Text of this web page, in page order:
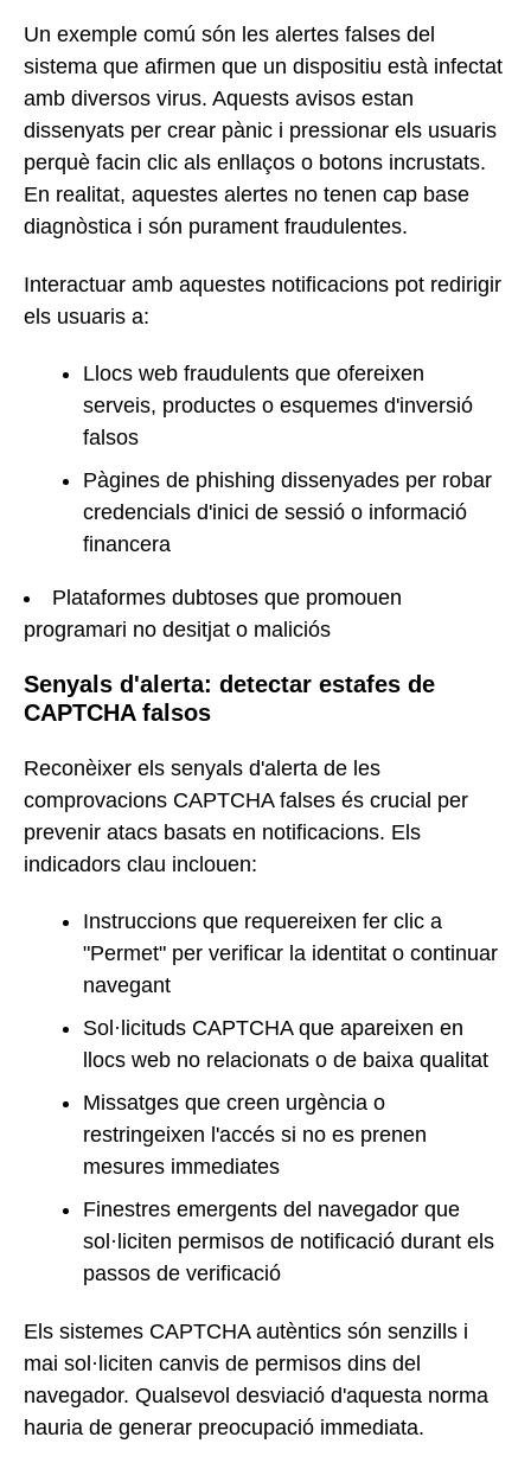
Un exemple comú són les alertes falses del
sistema que afirmen que un dispositiu està infectat
amb diversos virus. Aquests avisos estan
dissenyats per crear pànic i pressionar els usuaris
perquè facin clic als enllaços o botons incrustats.
En realitat, aquestes alertes no tenen cap base
diagnòstica i són purament fraudulentes.
Interactuar amb aquestes notificacions pot redirigir
els usuaris a:
Llocs web fraudulents que ofereixen
serveis, productes o esquemes d'inversió
falsos
Pàgines de phishing dissenyades per robar
credencials d'inici de sessió o informació
financera
Plataformes dubtoses que promouen
programari no desitjat o maliciós
Senyals d'alerta: detectar estafes de
CAPTCHA falsos
Reconèixer els senyals d'alerta de les
comprovacions CAPTCHA falses és crucial per
prevenir atacs basats en notificacions. Els
indicadors clau inclouen:
Instruccions que requereixen fer clic a
"Permet" per verificar la identitat o continuar
navegant
Sol·licituds CAPTCHA que apareixen en
llocs web no relacionats o de baixa qualitat
Missatges que creen urgència o
restringeixen l'accés si no es prenen
mesures immediates
Finestres emergents del navegador que
sol·liciten permisos de notificació durant els
passos de verificació
Els sistemes CAPTCHA autèntics són senzills i
mai sol·liciten canvis de permisos dins del
navegador. Qualsevol desviació d'aquesta norma
hauria de generar preocupació immediata.